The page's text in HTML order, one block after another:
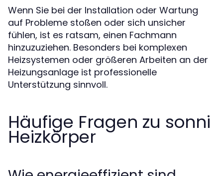
Wenn Sie bei der Installation oder Wartung
auf Probleme stoßen oder sich unsicher
fühlen, ist es ratsam, einen Fachmann
hinzuzuziehen. Besonders bei komplexen
Heizsystemen oder größeren Arbeiten an der
Heizungsanlage ist professionelle
Unterstützung sinnvoll.
Häufige Fragen zu sonni
Heizkörper